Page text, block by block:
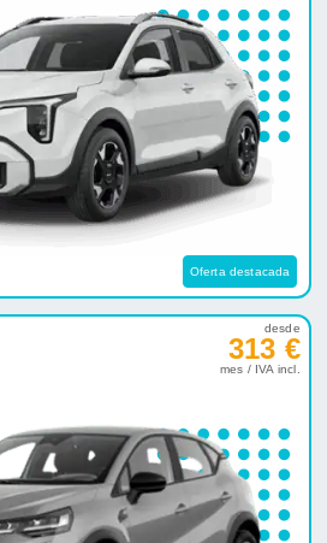
Oferta destacada
desde
313 €
mes / IVA incl.